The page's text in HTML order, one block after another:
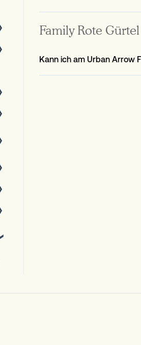
Family Rote
Kann ich am Urban Arrow